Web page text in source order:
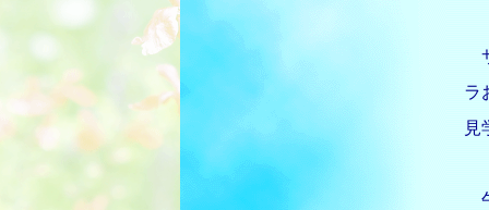
ラ
見